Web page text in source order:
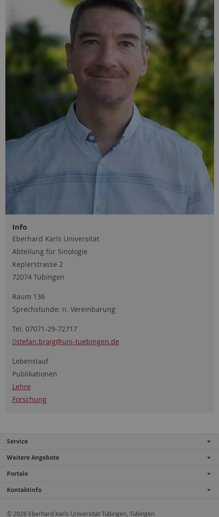
Info
Eberhard Karls Universität
Abteilung für Sinologie
Keplerstrasse 2
72074 Tübingen
Raum 136
Sprechstunde: n. Vereinbarung
Tel. 07071-29-72717
stefan.braig@uni-tuebingen.de
Lebenslauf
Publikationen
Lehre
Forschung
Service
Weitere Angebote
Portale
Kontaktinfo
© 2026 Eberhard Karls Universität Tübingen, Tübingen